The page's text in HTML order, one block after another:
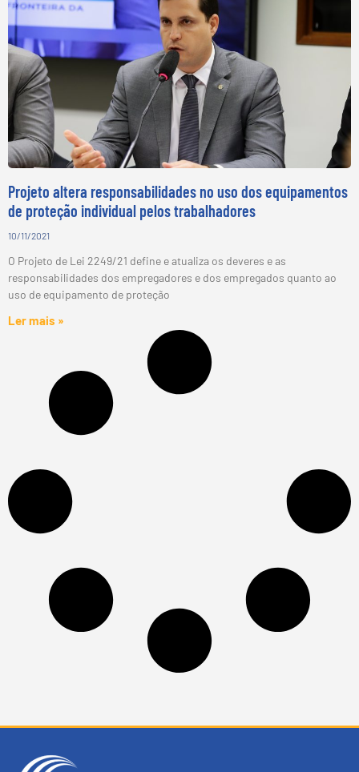
Projeto altera responsabilidades no uso dos equipamentos
de proteção individual pelos trabalhadores
10/11/2021
O Projeto de Lei 2249/21 define e atualiza os deveres e as
responsabilidades dos empregadores e dos empregados quanto ao
uso de equipamento de proteção
Ler mais »